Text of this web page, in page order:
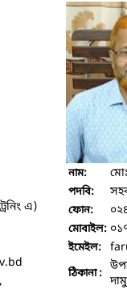
এ)
নাম:
পদবি:
ফোন:
মোবাইল:
ইমেইল:
ঠিকানা :